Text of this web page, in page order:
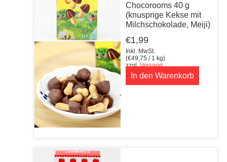
Chocorooms 40 g
(knusprige Kekse mit
Milchschokolade, Meiji)
€1,99
Inkl. MwSt.
(€49,75 / 1 kg)
zzgl.Versand
In den Warenkorb